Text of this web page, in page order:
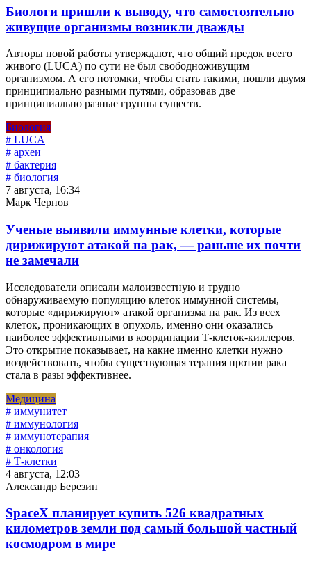
Биологи пришли к выводу, что самостоятельно
живущие организмы возникли дважды
Авторы новой работы утверждают, что общий предок всего
живого (LUCA) по сути не был свободноживущим
организмом. А его потомки, чтобы стать такими, пошли двумя
принципиально разными путями, образовав две
принципиально разные группы существ.
Биология
# LUCA
# археи
# бактерия
# биология
7 августа, 16:34
Марк Чернов
Ученые выявили иммунные клетки, которые
дирижируют атакой на рак, — раньше их почти
не замечали
Исследователи описали малоизвестную и трудно
обнаруживаемую популяцию клеток иммунной системы,
которые «дирижируют» атакой организма на рак. Из всех
клеток, проникающих в опухоль, именно они оказались
наиболее эффективными в координации Т-клеток-киллеров.
Это открытие показывает, на какие именно клетки нужно
воздействовать, чтобы существующая терапия против рака
стала в разы эффективнее.
Медицина
# иммунитет
# иммунология
# иммунотерапия
# онкология
# Т-клетки
4 августа, 12:03
Александр Березин
SpaceX планирует купить 526 квадратных
километров земли под самый большой частный
космодром в мире